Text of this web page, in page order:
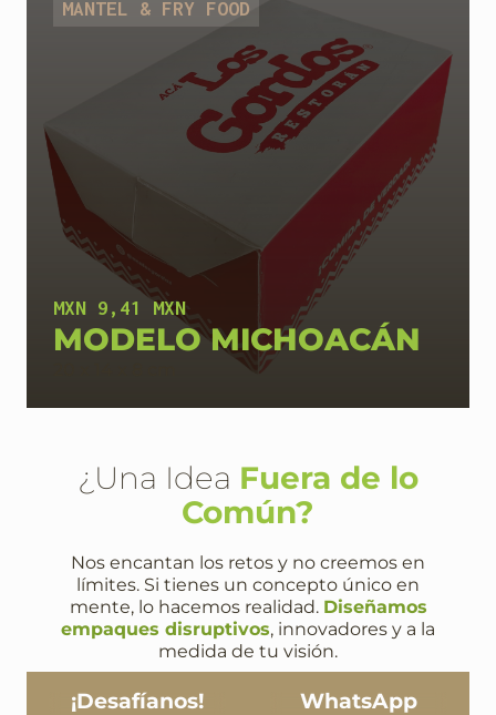
MANTEL & FRY FOOD
MXN 9,41 MXN
MODELO MICHOACÁN
¿Una Idea Fuera de lo
Común?
Nos encantan los retos y no creemos en
límites. Si tienes un concepto único en
mente, lo hacemos realidad. Diseñamos
empaques disruptivos, innovadores y a la
medida de tu visión.
¡Desafíanos! WhatsApp